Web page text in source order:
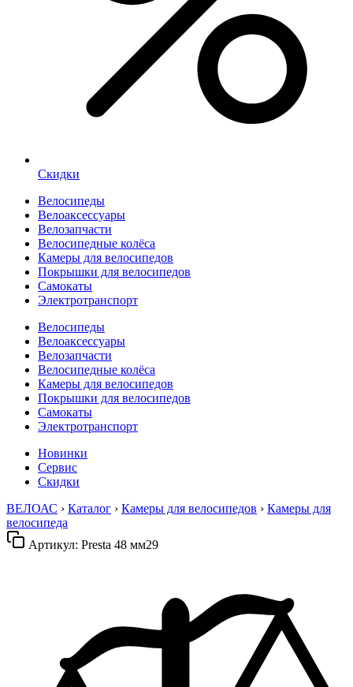
Скидки
Велосипеды
Велоаксессуары
Велозапчасти
Велосипедные колёса
Камеры для велосипедов
Покрышки для велосипедов
Самокаты
Электротранспорт
Велосипеды
Велоаксессуары
Велозапчасти
Велосипедные колёса
Камеры для велосипедов
Покрышки для велосипедов
Самокаты
Электротранспорт
Новинки
Сервис
Скидки
ВЕЛОАС › Каталог › Камеры для велосипедов › Камеры для
велосипеда
Артикул: Presta 48 мм29